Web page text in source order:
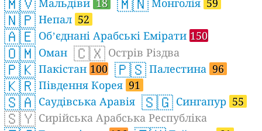
Мальдіви 18 Монголія 59
🇳🇵 Непал 52
🇦🇪 Обʼєднані Арабські Емірати 150
🇴🇲 Оман 🇨🇽 Острів Різдва
🇵🇰 Пакістан 100 🇵🇸 Палестина 96
🇰🇷 Південня Корея 91
🇸🇦 Саудівська Аравія 🇸🇬 Сингапур 55
🇸🇾 Сирійська Арабська Республіка